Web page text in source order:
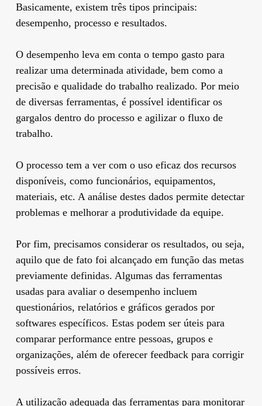
Basicamente, existem três tipos principais:
desempenho, processo e resultados.
O desempenho leva em conta o tempo gasto para
realizar uma determinada atividade, bem como a
precisão e qualidade do trabalho realizado. Por meio
de diversas ferramentas, é possível identificar os
gargalos dentro do processo e agilizar o fluxo de
trabalho.
O processo tem a ver com o uso eficaz dos recursos
disponíveis, como funcionários, equipamentos,
materiais, etc. A análise destes dados permite detectar
problemas e melhorar a produtividade da equipe.
Por fim, precisamos considerar os resultados, ou seja,
aquilo que de fato foi alcançado em função das metas
previamente definidas. Algumas das ferramentas
usadas para avaliar o desempenho incluem
questionários, relatórios e gráficos gerados por
softwares específicos. Estas podem ser úteis para
comparar performance entre pessoas, grupos e
organizações, além de oferecer feedback para corrigir
possíveis erros.
A utilização adequada das ferramentas para monitorar